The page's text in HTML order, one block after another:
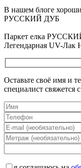
В нашем блоге
РУССКИЙ ДУБ
Паркет елка
Легендарная UV-Лак
Оставьте своё имя и
специалист свяжется